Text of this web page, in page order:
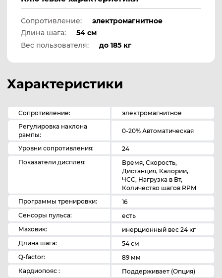
Сопротивление:
электромагнитное
Длина шага:
54 см
Вес пользователя:
до 185 кг
Характеристики
Сопротивление:
электромагнитное
Регулировка наклона
рампы:
0-20% Автоматическая
Уровни сопротивления:
24
Показатели дисплея:
Время, Скорость,
Дистанция, Калории,
ЧСС, Нагрузка в Вт,
Количество шагов RPM
Программы тренировки:
16
Сенсоры пульса:
есть
Маховик:
инерционный вес 24 кг
Длина шага:
54 см
Q-factor:
89 мм
Кардиопояс :
Поддерживает (Опция)